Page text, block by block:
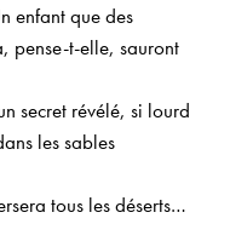
enfant que des
pense-t-elle, sauront
secret révélé, si lourd
les sables
tous les déserts…